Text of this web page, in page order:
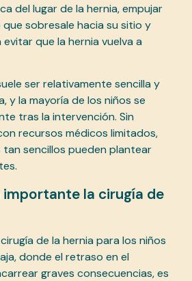
del lugar de la hernia, empujar
sobresale hacia su sitio y
que la hernia vuelva a
ser relativamente sencilla y
y la mayoría de los niños se
tras la intervención. Sin
recursos médicos limitados,
sencillos pueden plantear
importante la cirugía de
de la hernia para los niños
donde el retraso en el
graves consecuencias, es